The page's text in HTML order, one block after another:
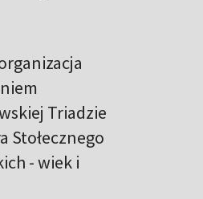
Triadzie
Stołecznego
- wiek i